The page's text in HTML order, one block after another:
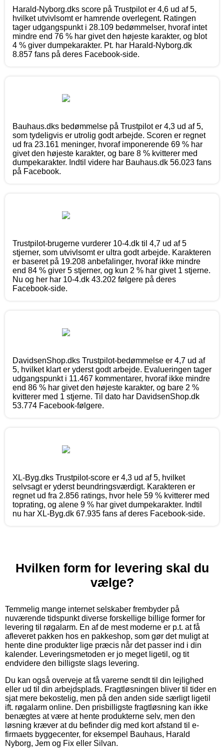
Harald-Nyborg.dks score på Trustpilot er 4,6 ud af 5,
hvilket utvivlsomt er hamrende overlegent. Ratingen
tager udgangspunkt i 28.109 bedømmelser, hvoraf intet
mindre end 76 % har givet den højeste karakter, og blot
4 % giver dumpekarakter. Pt. har Harald-Nyborg.dk
8.857 fans på deres Facebook-side.
Bauhaus.dks bedømmelse på Trustpilot er 4,3 ud af 5,
som tydeligvis er utrolig godt arbejde. Scoren er regnet
ud fra 23.161 meninger, hvoraf imponerende 69 % har
givet den højeste karakter, og bare 8 % kvitterer med
dumpekarakter. Indtil videre har Bauhaus.dk 56.023 fans
på Facebook.
Trustpilot-brugerne vurderer 10-4.dk til 4,7 ud af 5
stjerner, som utvivlsomt er ultra godt arbejde. Karakteren
er baseret på 19.208 anbefalinger, hvoraf ikke mindre
end 84 % giver 5 stjerner, og kun 2 % har givet 1 stjerne.
Nu og her har 10-4.dk 43.202 følgere på deres
Facebook-side.
DavidsenShop.dks Trustpilot-bedømmelse er 4,7 ud af
5, hvilket klart er yderst godt arbejde. Evalueringen tager
udgangspunkt i 11.467 kommentarer, hvoraf ikke mindre
end 86 % har givet den højeste karakter, og bare 2 %
kvitterer med 1 stjerne. Til dato har DavidsenShop.dk
53.774 Facebook-følgere.
XL-Byg.dks Trustpilot-score er 4,3 ud af 5, hvilket
selvsagt er yderst beundringsværdigt. Karakteren er
regnet ud fra 2.856 ratings, hvor hele 59 % kvitterer med
toprating, og alene 9 % har givet dumpekarakter. Indtil
nu har XL-Byg.dk 67.935 fans af deres Facebook-side.
Hvilken form for levering skal du
vælge?
Temmelig mange internet selskaber frembyder på
nuværende tidspunkt diverse forskellige billige former for
levering til røgalarm. En af de mest moderne er p.t. at få
afleveret pakken hos en pakkeshop, som gør det muligt at
hente dine produkter lige præcis når det passer ind i din
kalender. Leveringsmetoden er jo meget ligetil, og tit
endvidere den billigste slags levering.
Du kan også overveje at få varerne sendt til din lejlighed
eller ud til din arbejdsplads. Fragtløsningen bliver til tider en
sjat mere bekostelig, men på den anden side særligt ligetil
ift. røgalarm online. Den prisbilligste fragtløsning kan ikke
benægtes at være at hente produkterne selv, men den
løsning kræver at du befinder dig med kort afstand til e-
firmaets byggecenter, for eksempel Bauhaus, Harald
Nyborg, Jem og Fix eller Silvan.